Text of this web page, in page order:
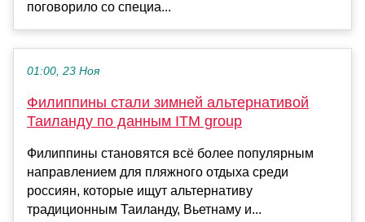
поговорило со специа...
01:00, 23 Ноя
Филиппины стали зимней альтернативой
Таиланду по данным ITM group
Филиппины становятся всё более популярным
направлением для пляжного отдыха среди
россиян, которые ищут альтернативу
традиционным Таиланду, Вьетнаму и...